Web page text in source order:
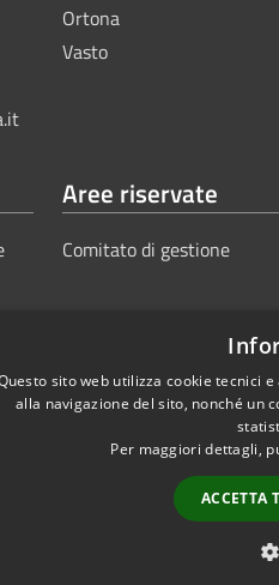
Ortona
Vasto
Aree riservate
Comitato di gestione
Sitemap
sito web utilizza cookie tecnici
alla navigazione del sito, nonché un
Per maggiori dettagli,
ACCETTA